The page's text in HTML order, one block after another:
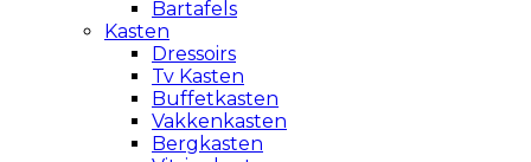
Bartafels
Kasten
Dressoirs
Tv Kasten
Buffetkasten
Vakkenkasten
Bergkasten